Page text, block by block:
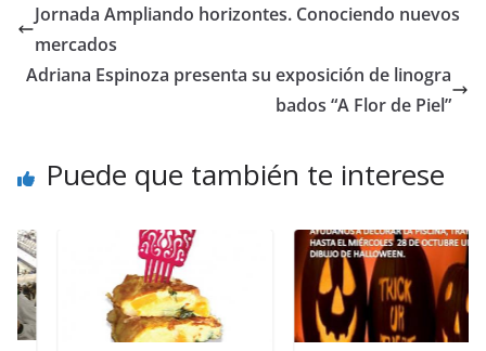
Jornada Ampliando horizontes. Conociendo nuevos
mercados
Adriana Espinoza presenta su exposición de linogra
bados “A Flor de Piel”
Puede que también te interese